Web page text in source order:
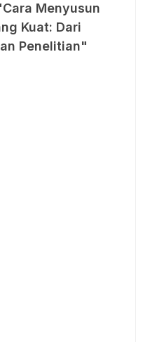
Menyusun
Kuat: Dari
Penelitian"